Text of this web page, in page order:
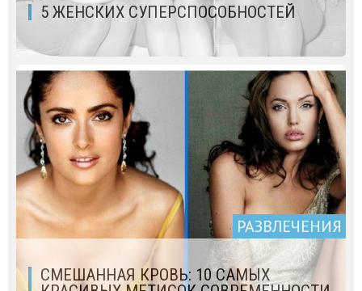
5 ЖЕНСКИХ СУПЕРСПОСОБНОСТЕЙ
РАЗВЛЕЧЕНИЯ
СМЕШАННАЯ КРОВЬ: 10 САМЫХ